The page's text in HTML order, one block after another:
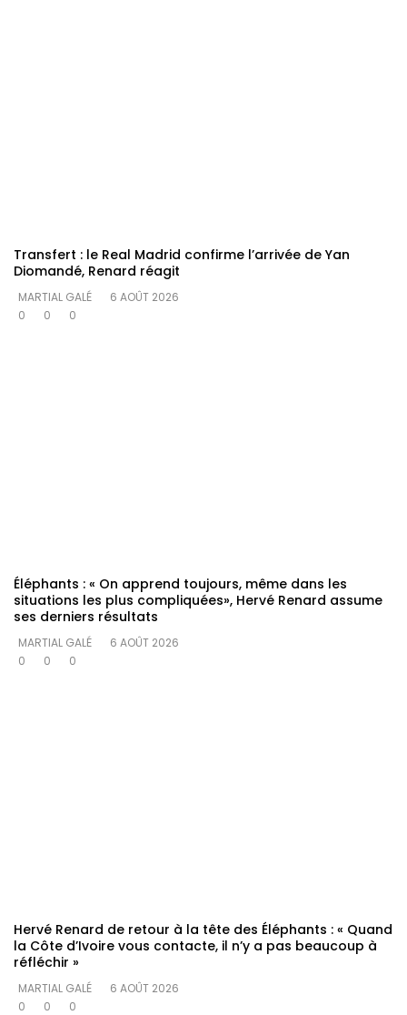
Transfert : le Real Madrid confirme l’arrivée de Yan
Diomandé, Renard réagit
MARTIAL GALÉ
6 AOÛT 2026
0
0 0
Éléphants : « On apprend toujours, même dans les
situations les plus compliquées», Hervé Renard assume
ses derniers résultats
MARTIAL GALÉ
6 AOÛT 2026
0
0 0
Hervé Renard de retour à la tête des Éléphants : « Quand
la Côte d’Ivoire vous contacte, il n’y a pas beaucoup à
réfléchir »
MARTIAL GALÉ
6 AOÛT 2026
0
0 0